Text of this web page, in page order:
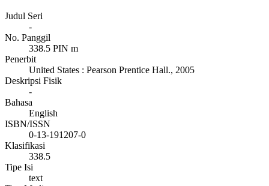
Judul Seri
-
No. Panggil
338.5 PIN m
Penerbit
United States : Pearson Prentice Hall., 2005
Deskripsi Fisik
-
Bahasa
English
ISBN/ISSN
0-13-191207-0
Klasifikasi
338.5
Tipe Isi
text